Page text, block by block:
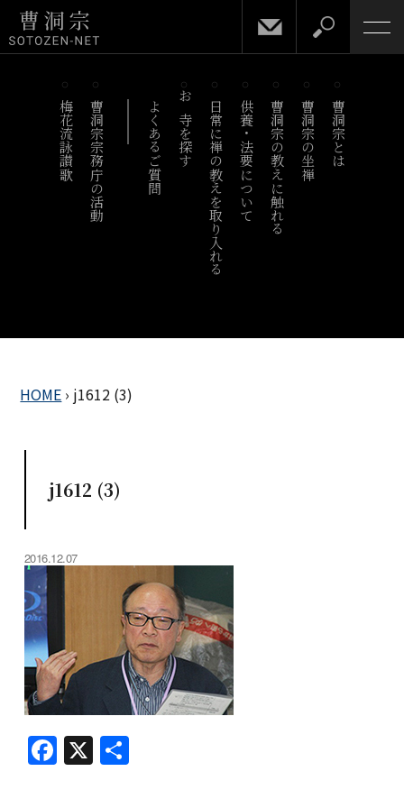
梅花流詠讃歌 曹洞宗宗務庁の活動 よくあるご質問 お寺を探す 日常に禅の教えを取り入れる供養・法要について曹洞宗の教えに触れる 曹洞宗の坐禅 曹洞宗とは
HOME › j1612 (3)
j1612 (3)
2016.12.07
F
a
X 共